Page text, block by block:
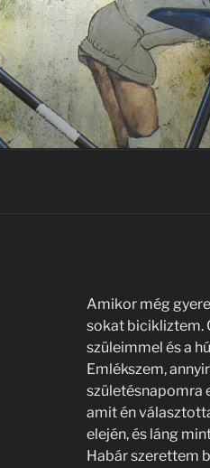
Amikor még
sokat bicikliztem.
szüleimmel és a
Emlékszem,
születésnapomra
amit én
elején, és láng
Habár szerettem